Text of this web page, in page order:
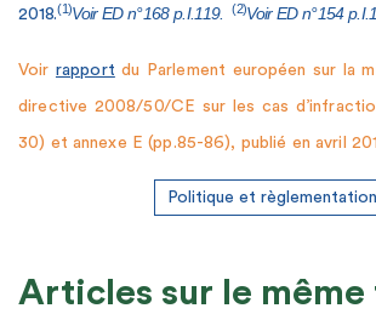
2018.(1)Voir ED n°168 p.I.119.(2)Voir ED n°154
Voir rapport du Parlement européen sur la
directive 2008/50/CE sur les cas
30) et annexe E (pp.85-86), publié en avril
Politique et règlementation
Articles sur le même